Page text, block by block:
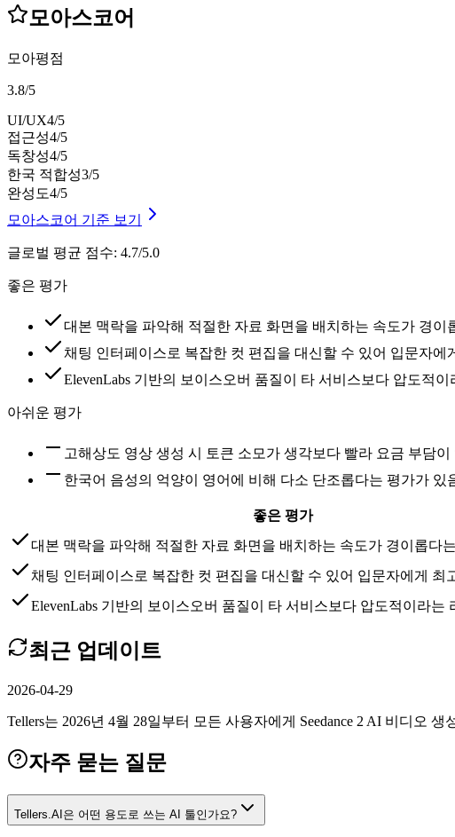
모아스코어
모아평점
3.8/5
UI/UX4/5
접근성4/5
독창성4/5
한국 적합성3/5
완성도4/5
모아스코어 기준 보기
글로벌 평균 점수: 4.7/5.0
좋은 평가
대본 맥락을 파악해 적절한 자료 화면을 배치하는 속도가 경이
채팅 인터페이스로 복잡한 컷 편집을 대신할 수 있어 입문자에
ElevenLabs 기반의 보이스오버 품질이 타 서비스보다 압도적
아쉬운 평가
고해상도 영상 생성 시 토큰 소모가 생각보다 빨라 요금 부담
한국어 음성의 억양이 영어에 비해 다소 단조롭다는 평가가 있
좋은 평가
대본 맥락을 파악해 적절한 자료 화면을 배치하는 속도가 경이롭다
채팅 인터페이스로 복잡한 컷 편집을 대신할 수 있어 입문자에게 최
ElevenLabs 기반의 보이스오버 품질이 타 서비스보다 압도적이라는
최근 업데이트
2026-04-29
Tellers는 2026년 4월 28일부터 모든 사용자에게 Seedance 2 AI 비디오
자주 묻는 질문
Tellers.AI은 어떤 용도로 쓰는 AI 툴인가요?